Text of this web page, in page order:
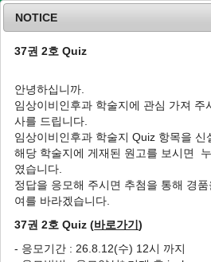
J Clin Otolaryngol Head Neck Surg
16(1 ): 30-32
pISSN: 1225-0244, eISSN: 2713-833X
DOI:https://doi.org/10.35420/
특집
메니에르병의 수술
이원상 1 , *
NOTICE
37권 2호 Quiz
안녕하십니까.
임상이비인후과 학술지에 관심 가져 주
사를 드립니다.
임상이비인후과 학술지 Quiz 항목을 신
해당 학술지에 게재된 원고를 보시면
였습니다.
정답을 응모해 주시면 추첨을 통해 경
여를 바라겠습니다.
37권 2호 Quiz (바로가기)
- 응모기간 : 26.8.12(수) 12시 까지